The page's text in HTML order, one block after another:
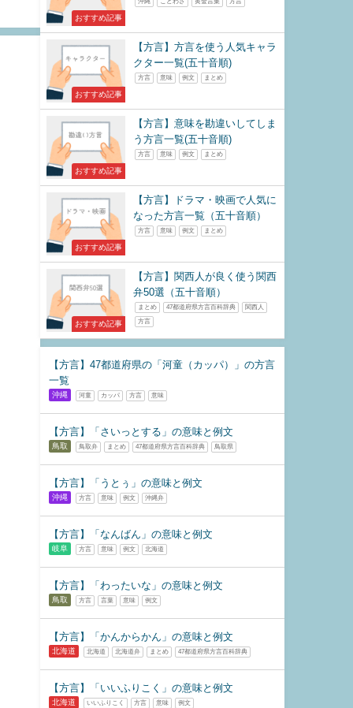
おすすめ記事
おすすめ記事
【方言】方言を使う人気キャラ
クター一覧(五十音順)
方言 意味 例文 まとめ
おすすめ記事
【方言】意味を勘違いしてしま
う方言一覧(五十音順)
方言 意味 例文 まとめ
おすすめ記事
【方言】ドラマ・映画で人気に
なった方言一覧（五十音順）
方言 意味 例文 まとめ
おすすめ記事
【方言】関西人が良く使う関西
弁50選（五十音順）
まとめ 47都道府県方言百科辞典
関西人
方言
【方言】47都道府県の「河童（カッパ）」の方言
一覧
沖縄 河童 カッパ 方言 意味
【方言】「さいっとする」の意味と例文
鳥取 鳥取弁 まとめ 47都道府県方言百科辞典 鳥取県
【方言】「うとぅ」の意味と例文
沖縄 方言 意味 例文 沖縄弁
【方言】「なんばん」の意味と例文
岐阜 方言 意味 例文 北海道
【方言】「わったいな」の意味と例文
鳥取 方言 言葉 意味 例文
【方言】「かんからかん」の意味と例文
北海道 北海道 北海道弁 まとめ 47都道府県方言百科辞典
【方言】「いいふりこく」の意味と例文
北海道 いいふりこく 方言 意味 例文